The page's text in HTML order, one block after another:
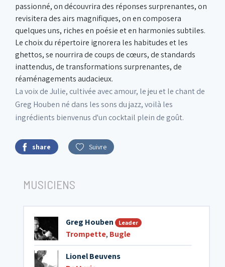
passionné, on découvrira des réponses surprenantes, on
revisitera des airs magnifiques, on en composera
quelques uns, riches en poésie et en harmonies subtiles.
Le choix du répertoire ignorera les habitudes et les
ghettos, se nourrira de coups de cœurs, de standards
inattendus, de transformations surprenantes, de
réaménagements audacieux.
La voix de Julie, cultivée avec amour, le jeu et le chant de
Greg Houben né dans les sons du jazz, voilà les
ingrédients bienvenus d'un cocktail plein de goût.
share Suivre
MUSICIENS
Greg Houben Leader
Trompette, Bugle
Lionel Beuvens